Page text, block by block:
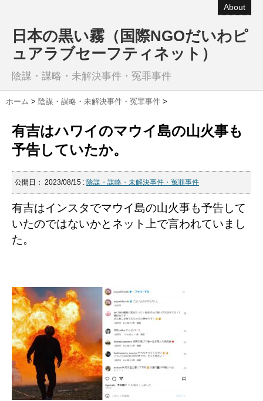
About
日本の黒い霧（国際NGOだいわピ
ュアラブセーフティネット）
陰謀・謀略・未解決事件・冤罪事件
ホーム > 陰謀・謀略・未解決事件・冤罪事件 >
有吉はハワイのマウイ島の山火事も
予告していたか。
公開日： 2023/08/15 : 陰謀・謀略・未解決事件・冤罪事件
有吉はインスタでマウイ島の山火事も予告して
いたのではないかとネット上で言われていまし
た。